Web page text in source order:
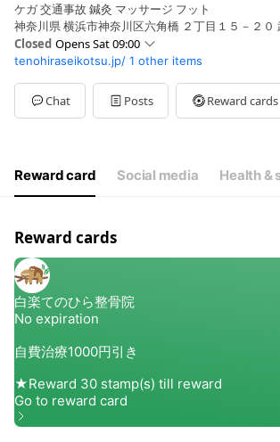
ケガ 交通事故 鍼灸 マッサージ フット
神奈川県 横浜市神奈川区六角橋 ２丁目１５－２０
Closed Opens Sat 09:00
SunClosed
Mon09:00 - 20:00
Tue09:00 - 20:00
Wed09:00 - 20:00
昼休みなし 日曜休み 祝日営業
tenohiraseikotsu.jp/ 1 other items
Chat Posts Reward cards
Reward card Social media Health &
Reward cards